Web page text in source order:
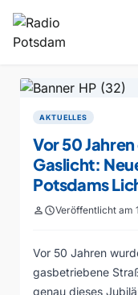
AKTUELLES
Vor 50
Gaslicht:
Potsdams
personscheduleVeröffentlicht am
Vor 50 Jahren
gasbetriebene
genau dieses